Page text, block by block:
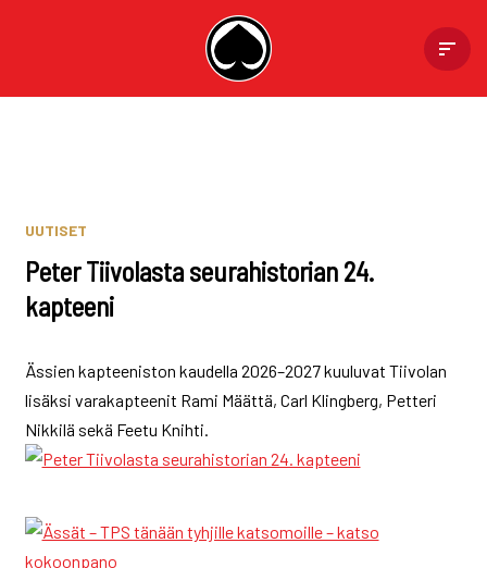
UUTISET
Peter Tiivolasta seurahistorian 24.
kapteeni
Ässien kapteeniston kaudella 2026–2027 kuuluvat Tiivolan
lisäksi varakapteenit Rami Määttä, Carl Klingberg, Petteri
Nikkilä sekä Feetu Knihti.